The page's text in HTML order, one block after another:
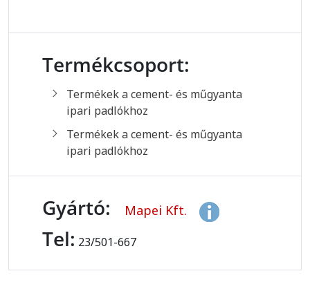
Termékcsoport:
Termékek a cement- és műgyanta
ipari padlókhoz
Termékek a cement- és műgyanta
ipari padlókhoz
Gyártó: Mapei Kft.
Tel: 23/501-667